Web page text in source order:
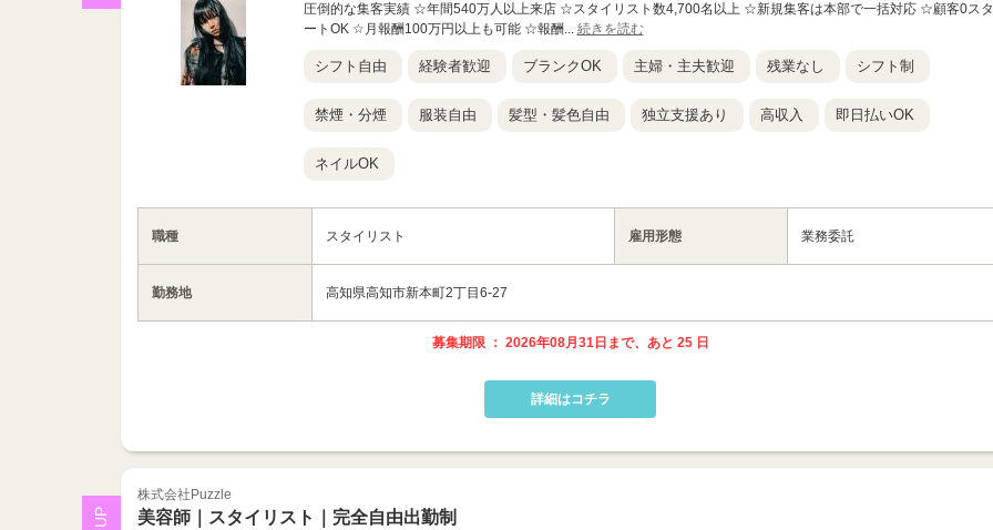
圧倒的な集客実績 ☆年間540万人以上来店 ☆スタイリスト数4,700名以上 ☆新規集客は本部で一括対応 ☆顧客0スタ
ートOK ☆月報酬100万円以上も可能 ☆報酬... 続きを読む
シフト自由 経験者歓迎 ブランクOK 主婦・主夫歓迎 残業なし シフト制
禁煙・分煙 服装自由 髪型・髪色自由 独立支援あり 高収入 即日払いOK
ネイルOK
職種 スタイリスト 雇用形態 業務委託
勤務地 高知県高知市新本町2丁目6-27
募集期限 ： 2026年08月31日まで、あと 25 日
詳細はコチラ
株式会社Puzzle
美容師｜スタイリスト｜完全自由出勤制